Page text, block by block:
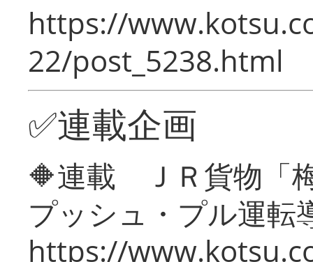
https://
22/post_5238.html
✅連載企画
🔶連載 ＪＲ貨物「
プッシュ・プル運転
https://